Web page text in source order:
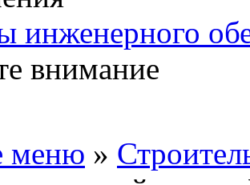
инженерного
внимание
меню »